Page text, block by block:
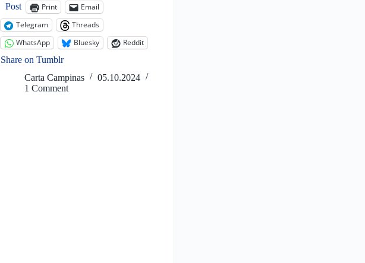
Post Print
Email
Telegram
Threads
WhatsApp
Bluesky
Reddit
Share on Tumblr
Carta Campinas
05.10.2024
1 Comment